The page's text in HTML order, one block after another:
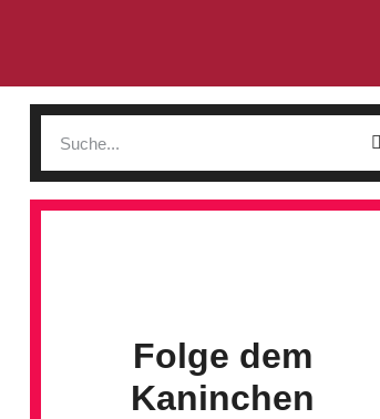
Folge dem
Kaninchen